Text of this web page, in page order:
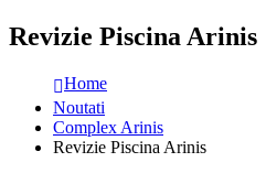
Revizie Piscina Arinis
Home
Noutati
Complex Arinis
Revizie Piscina Arinis